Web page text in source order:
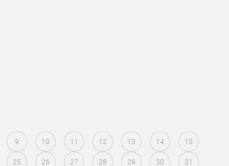
9 10 11 12 13 14 15
25 26 27 28 29 30 31